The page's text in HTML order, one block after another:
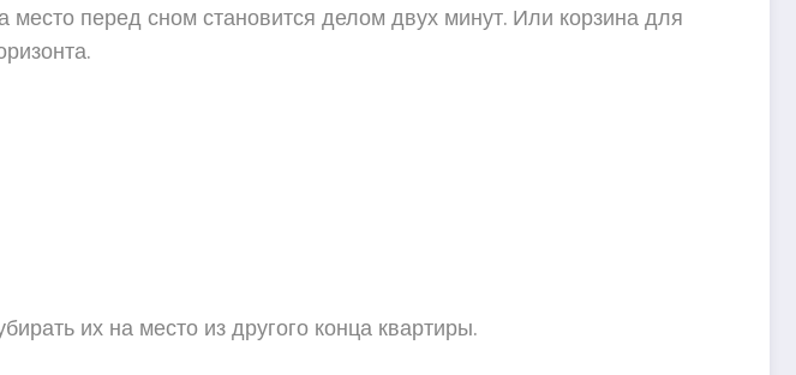
место перед сном становится делом двух минут. Или корзина для
их на место из другого конца квартиры.